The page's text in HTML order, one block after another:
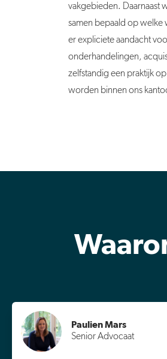
vakgebieden. Daarnaast
samen bepaald op
er expliciete aandacht
onderhandelingen,
zelfstandig een praktijk
worden binnen ons
Paulien Mars
Senior Advocaat